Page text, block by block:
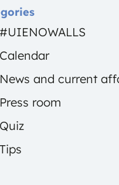
#UIENOWALLS
Calendar
News and current
Press room
Quiz
Tips